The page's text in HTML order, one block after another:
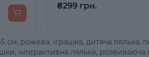
₴299 грн.
см, рожева, іграшка, дитяча лялька,
, інтерактивна лялька, розвиваюча